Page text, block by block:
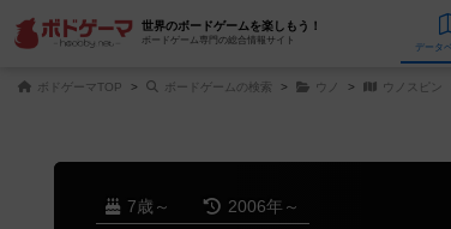
世界のボードゲームを楽しもう！
ボードゲーム専門の総合情報サイト
ボドゲーマTOP ボードゲームの検索 ウノ ウノスピン
7歳～ 2006年～